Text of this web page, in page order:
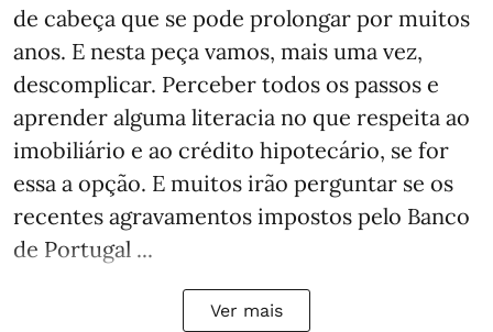
de cabeça que se pode prolongar por muitos
anos. E nesta peça vamos, mais uma vez,
descomplicar. Perceber todos os passos e
aprender alguma literacia no que respeita ao
imobiliário e ao crédito hipotecário, se for
essa a opção. E muitos irão perguntar se os
recentes agravamentos impostos pelo Banco
de Portugal ...
Ver mais